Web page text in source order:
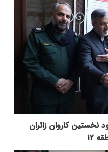
نخستین کاروان زائران
۱۲